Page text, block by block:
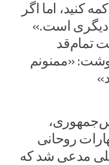
کنید، اما اگر
است.»
تمام‌قد
«ممنونم
روحانی
مدعی شد که